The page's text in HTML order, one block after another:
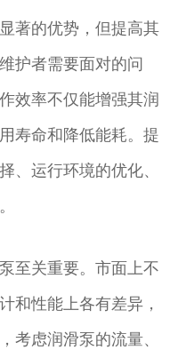
著的优势，但提高其
护者需要面对的问
效率不仅能增强其润
寿命和降低能耗。提
、运行环境的优化、
至关重要。市面上不
和性能上各有差异，
考虑润滑泵的流量、